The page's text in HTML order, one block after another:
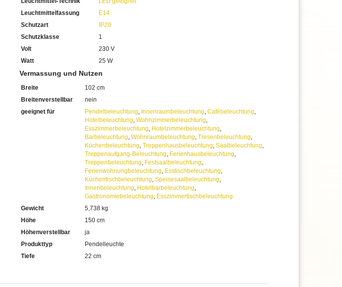
Bei uns im Sortiment finden Sie stromsparende LED-Leuchtmittel
Diese sind von enorm langer Lebensdauer und hoher Qualität
Sie haben bei uns 5 Jahre Garantie, statt der üblichen 2 Jahre
Bei Fragen, kontaktieren Sie uns jederzeit
Erkundigen Sie sich bei höherer Artikelanzahl nach Mengenrabatten
Leuchtmittelfassung
E14
Schutzart
IP20
Schutzklasse
1
Volt
230 V
Watt
25 W
Vermassung und Nutzen
Breite
102 cm
Breitenverstellbar
nein
geeignet für
Pendelbeleuchtung, Innenraumbeleuchtung, Cafébeleuchtung,
Hotelbeleuchtung, Wohnzimmerbeleuchtung,
Esszimmerbeleuchtung, Hotelzimmerbeleuchtung,
Barbeleuchtung, Wohnraumbeleuchtung, Tresenbeleuchtung,
Küchenbeleuchtung, Treppenhausbeleuchtung, Saalbeleuchtung,
Treppenaufgang-Beleuchtung, Ferienhausbeleuchtung,
Treppenbeleuchtung, Festsaalbeleuchtung,
Ferienwohnungbeleuchtung, Esstischbeleuchtung,
Küchentischbeleuchtung, Speisesaalbeleuchtung,
Innenbeleuchtung, Hotelbarbeleuchtung,
Gastronomiebeleuchtung, Esszimmertischbeleuchtung
Gewicht
5,738 kg
Höhe
150 cm
Höhenverstellbar
ja
Produkttyp
Pendelleuchte
Tiefe
22 cm